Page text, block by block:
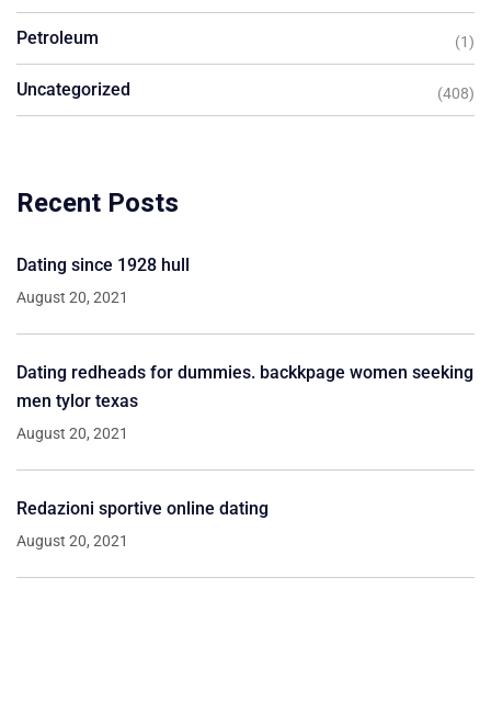
Petroleum (1)
Uncategorized (408)
Recent Posts
Dating since 1928 hull
August 20, 2021
Dating redheads for dummies. backkpage women seeking
men tylor texas
August 20, 2021
Redazioni sportive online dating
August 20, 2021